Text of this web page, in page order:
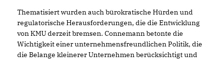
Thematisiert wurden auch bürokratische Hürden und
regulatorische Herausforderungen, die die Entwicklung
von KMU derzeit bremsen. Connemann betonte die
Wichtigkeit einer unternehmensfreundlichen Politik, die
die Belange kleinerer Unternehmen berücksichtigt und